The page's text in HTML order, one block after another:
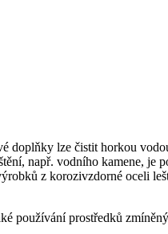
lze čistit horkou
např. vodního kamene, je
z korozivzdorné oceli
používání prostředků